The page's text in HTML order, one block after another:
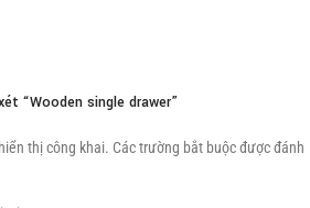
“Wooden single drawer”
thị công khai. Các trường bắt buộc được đánh